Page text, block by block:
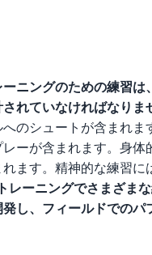
ニングのための練習
れていなければなりま
のシュートが含まれ
ーが含まれます。身
ます。精神的な練習
レーニングでさまざま
し、フィールドでのパ